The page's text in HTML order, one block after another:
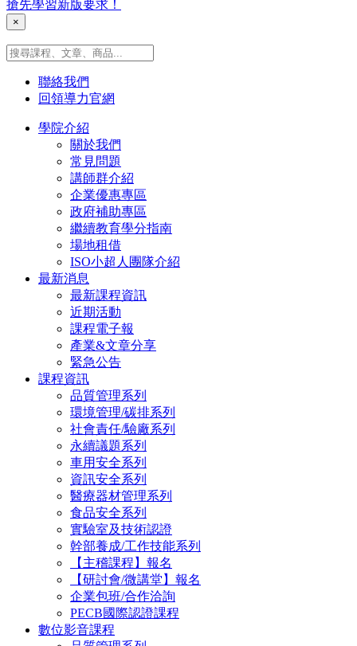
搶先學習新版要求！
×
聯絡我們
回領導力官網
學院介紹
關於我們
常見問題
講師群介紹
企業優惠專區
政府補助專區
繼續教育學分指南
場地租借
ISO小超人團隊介紹
最新消息
最新課程資訊
近期活動
課程電子報
產業&文章分享
緊急公告
課程資訊
品質管理系列
環境管理/碳排系列
社會責任/驗廠系列
永續議題系列
車用安全系列
資訊安全系列
醫療器材管理系列
食品安全系列
實驗室及技術認證
幹部養成/工作技能系列
【主稽課程】報名
【研討會/微講堂】報名
企業包班/合作洽詢
PECB國際認證課程
數位影音課程